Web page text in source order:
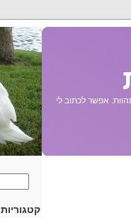
אפשר לכתוב לי
קטגוריות